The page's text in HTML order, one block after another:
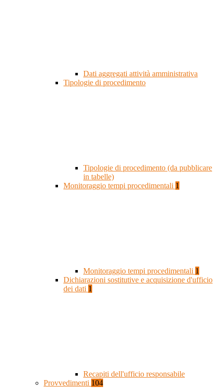
Dati aggregati attività amministrativa
Tipologie di procedimento
Tipologie di procedimento (da pubblicare
in tabelle)
Monitoraggio tempi procedimentali 1
Monitoraggio tempi procedimentali 1
Dichiarazioni sostitutive e acquisizione d'ufficio
dei dati 1
Recapiti dell'ufficio responsabile
Provvedimenti 104